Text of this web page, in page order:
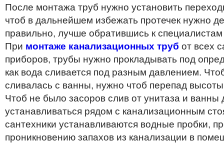
После монтажа труб нужно установить
чтоб в дальнейшем избежать протечек нужно
правильно, лучше обратившись к специалистам
При монтаже канализационных труб от всех
приборов, трубы нужно прокладывать под
как вода сливается под разным давлением.
сливалась с ванны, нужно чтоб перепад
Чтоб не было засоров слив от унитаза и ванны
устанавливаться рядом с канализационным
сантехники устанавливаются водные пробки,
проникновению запахов из канализации в